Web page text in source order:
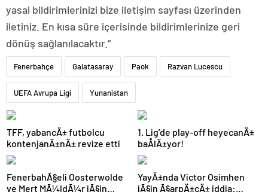
yasal bildirimlerinizi bize iletişim sayfası üzerinden
iletiniz. En kısa süre içerisinde bildirimlerinize geri
dönüş sağlanılacaktır.”
Fenerbahçe Galatasaray Paok Razvan Lucescu
UEFA Avrupa Ligi Yunanistan
TFF, yabancÄ± futbolcu
kontenjanÄ±nÄ± revize etti
1. Lig’de play-off heyecanÄ±
baÅlÄ±yor!
FenerbahÃ§eli Oosterwolde
ve Mert MÃ¼ldÃ¼r iÃ§in
YayÄ±nda Victor Osimhen
iÃ§in Ã§arpÄ±cÄ± iddia: